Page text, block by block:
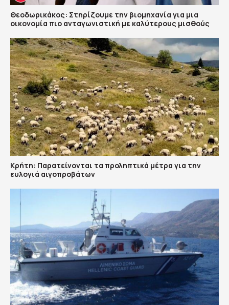
Θεοδωρικάκος: Στηρίζουμε την βιομηχανία για μια
οικονομία πιο ανταγωνιστική με καλύτερους μισθούς
Κρήτη: Παρατείνονται τα προληπτικά μέτρα για την
ευλογιά αιγοπροβάτων